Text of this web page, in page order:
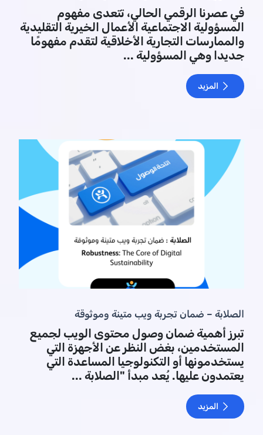
في عصرنا الرقمي الحالي، تتعدى مفهوم
المسؤولية الاجتماعية الأعمال الخيرية التقليدية
والممارسات التجارية الأخلاقية لتقدم مفهومًا
جديدا وهي المسؤولية ...
المزيد
الصلابة – ضمان تجربة ويب متينة وموثوقة
تبرز أهمية ضمان وصول محتوى الويب لجميع
المستخدمين، بغض النظر عن الأجهزة التي
يستخدمونها أو التكنولوجيا المساعدة التي
يعتمدون عليها. يُعد مبدأ "الصلابة ...
المزيد